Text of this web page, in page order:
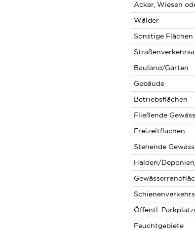
Äcker, Wiesen
Wälder
Sonstige Flächen
Bauland/Gärten
Gebäude
Betriebsflächen
Fließende
Freizeitflächen
Stehende
Halden/
Öffentl.
Feuchtgebiete